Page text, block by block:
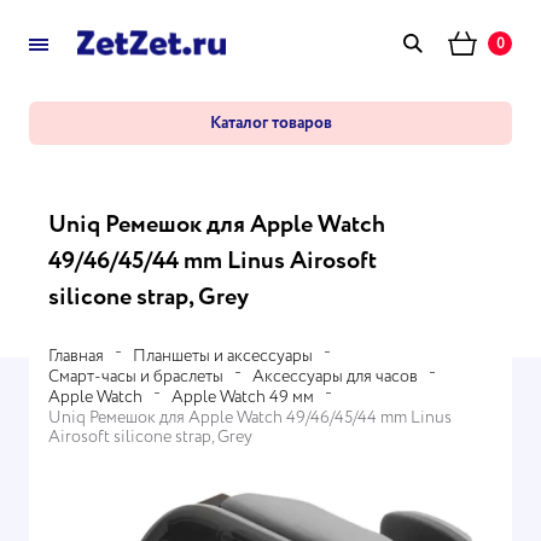
0
Каталог товаров
Uniq Ремешок для Apple Watch
49/46/45/44 mm Linus Airosoft
silicone strap, Grey
Главная
Планшеты и аксессуары
Смарт-часы и браслеты
Аксессуары для часов
Apple Watch
Apple Watch 49 мм
Uniq Ремешок для Apple Watch 49/46/45/44 mm Linus
Airosoft silicone strap, Grey